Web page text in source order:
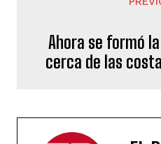
Ahora se formó
cerca de las